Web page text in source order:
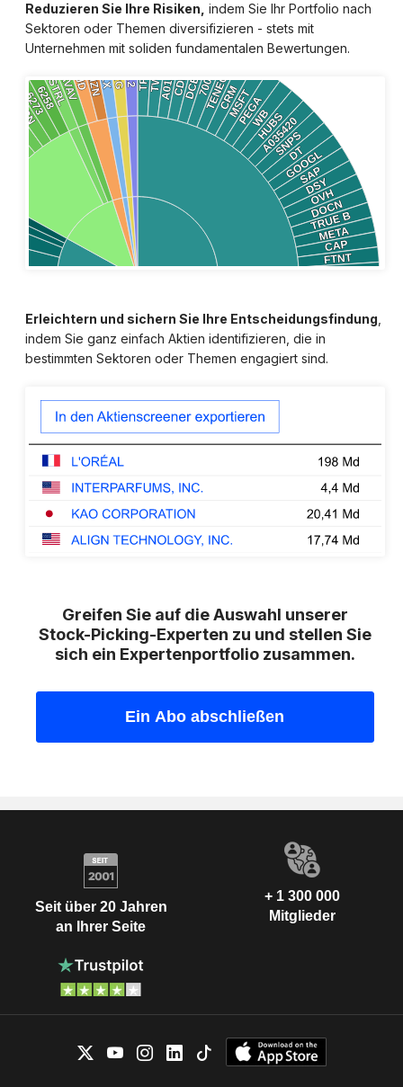
Reduzieren Sie Ihre Risiken, indem Sie Ihr Portfolio nach
Sektoren oder Themen diversifizieren - stets mit
Unternehmen mit soliden fundamentalen Bewertungen.
Erleichtern und sichern Sie Ihre Entscheidungsfindung
indem Sie ganz einfach Aktien identifizieren, die in
bestimmten Sektoren oder Themen engagiert sind.
Greifen Sie auf die Auswahl unserer
Stock-Picking-Experten zu und stellen Sie
sich ein Expertenportfolio zusammen.
Seit über 20 Jahren
an Ihrer Seite
+ 1 300 000
Mitglieder